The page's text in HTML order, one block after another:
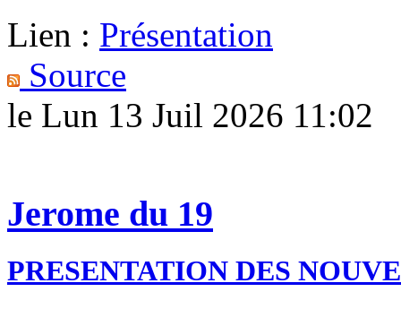
Lien : Présentation
Source
le Lun 13 Juil 2026 11:02
Jerome du 19
PRESENTATION DES